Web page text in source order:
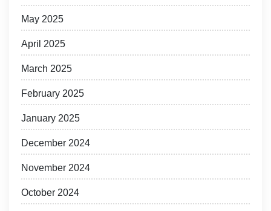
May 2025
April 2025
March 2025
February 2025
January 2025
December 2024
November 2024
October 2024